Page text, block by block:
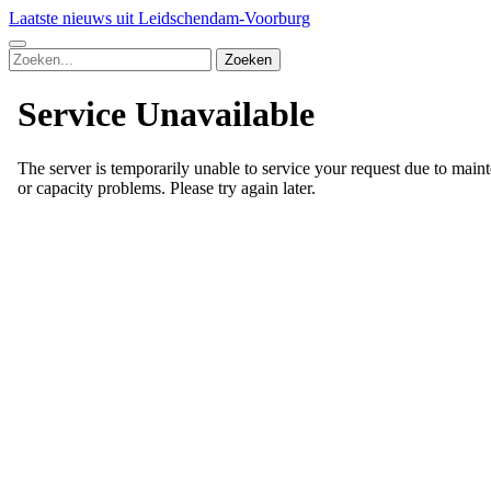
Laatste nieuws uit Leidschendam-Voorburg
Zoeken